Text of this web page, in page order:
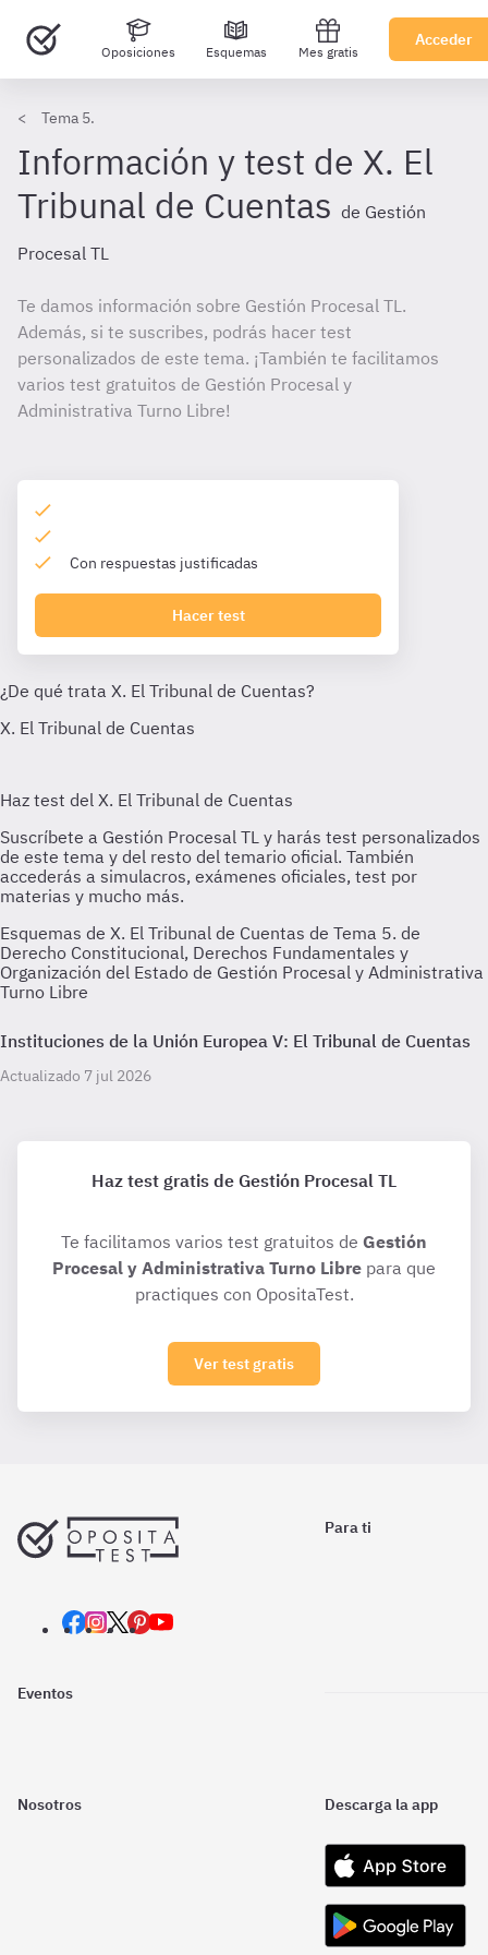
Oposiciones Esquemas Mes gratis
Acceder
Tema 5.
Información y test de X. El
Tribunal de Cuentas de Gestión
Procesal TL
Te damos información sobre Gestión Procesal TL.
Además, si te suscribes, podrás hacer test
personalizados de este tema. ¡También te facilitamos
varios test gratuitos de Gestión Procesal y
Administrativa Turno Libre!
Con respuestas justificadas
Hacer test
Esquemas de X. El Tribunal de Cuentas de Tema 5. de
Derecho Constitucional, Derechos Fundamentales y
Organización del Estado de Gestión Procesal y Administrativa
Turno Libre
Instituciones de la Unión Europea V: El Tribunal de Cuentas
Actualizado 7 jul 2026
Haz test gratis de Gestión Procesal TL
Te facilitamos varios test gratuitos de Gestión
Procesal y Administrativa Turno Libre para que
practiques con OpositaTest.
Ver test gratis
Para ti
Eventos
Nosotros Descarga la app